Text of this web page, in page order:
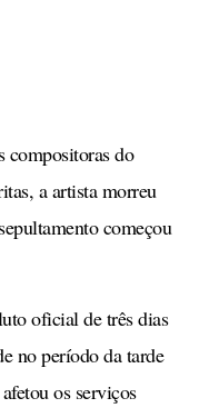
compositoras do
a artista morreu
começou
oficial de três dias
no período da tarde
os serviços